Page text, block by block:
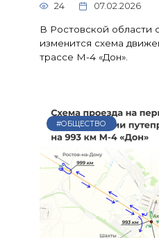
24 07.02.2026
В Ростовской области
изменится схема
трассе М-4 «Дон».
#ОБЩЕСТВО